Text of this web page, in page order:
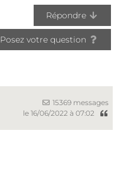
Répondre
Posez votre question
15369 messages
le 16/06/2022 à 07:02